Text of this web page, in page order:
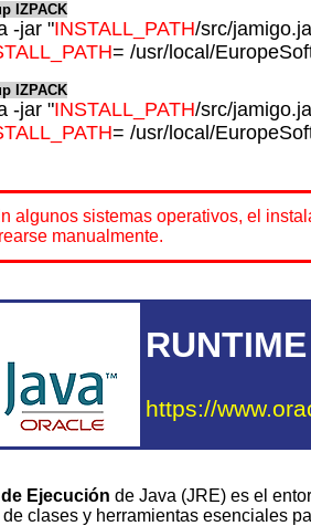
IZPACK
-jar "INSTALL_PATH/src/
= /usr/local/
IZPACK
-jar "INSTALL_PATH/src/
= /usr/local/
algunos sistemas operativos, el
manualmente.
https://
de Ejecución de Java (JRE) es el
clases y herramientas esenciales